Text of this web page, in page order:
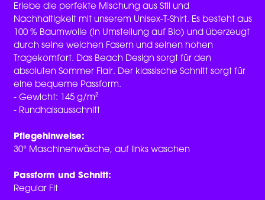
Erlebe die perfekte Mischung aus Stil und
Nachhaltigkeit mit unserem Unisex-T-Shirt. Es besteht aus
100 % Baumwolle (in Umstellung auf Bio) und überzeugt
durch seine weichen Fasern und seinen hohen
Tragekomfort. Das Beach Design sorgt für den
absoluten Sommer Flair. Der klassische Schnitt sorgt für
eine bequeme Passform.
- Gewicht: 145 g/m²
- Rundhalsausschnitt
Pflegehinweise:
30° Maschinenwäsche, auf links waschen
Passform und Schnitt:
Regular Fit